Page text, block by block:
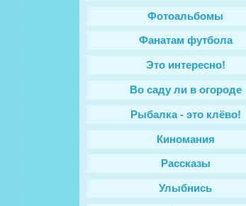
Фотоальбомы
Фанатам футбола
Это интересно!
Во саду ли в огороде
Рыбалка - это клёво!
Киномания
Рассказы
Улыбнись